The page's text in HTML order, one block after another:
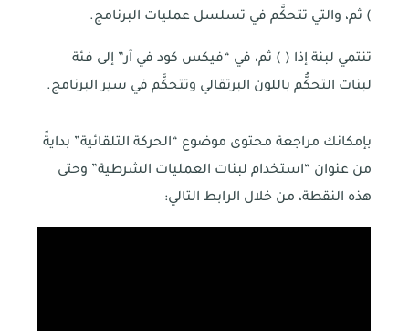
) ثم، والتي تتحكَّم في تسلسل عمليات البرنامج.
تنتمي لبنة إذا ( ) ثم، في “فيكس كود في آر” إلى فئة
لبنات التحكُّم باللون البرتقالي وتتحكَّم في سير البرنامج.
بإمكانك مراجعة محتوى موضوع “الحركة التلقائية” بدايةً
من عنوان “استخدام لبنات العمليات الشرطية” وحتى
هذه النقطة، من خلال الرابط التالي: